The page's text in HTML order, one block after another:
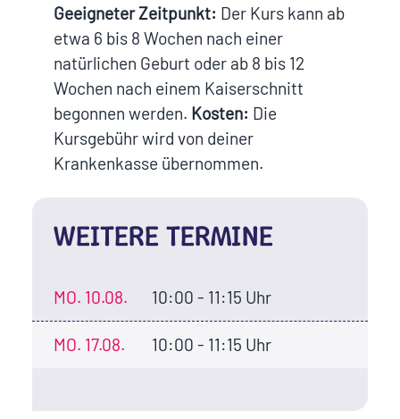
Geeigneter Zeitpunkt: Der Kurs kann ab
etwa 6 bis 8 Wochen nach einer
natürlichen Geburt oder ab 8 bis 12
Wochen nach einem Kaiserschnitt
begonnen werden. Kosten: Die
Kursgebühr wird von deiner
Krankenkasse übernommen.
WEITERE TERMINE
MO. 10.08. 10:00 - 11:15 Uhr
MO. 17.08. 10:00 - 11:15 Uhr